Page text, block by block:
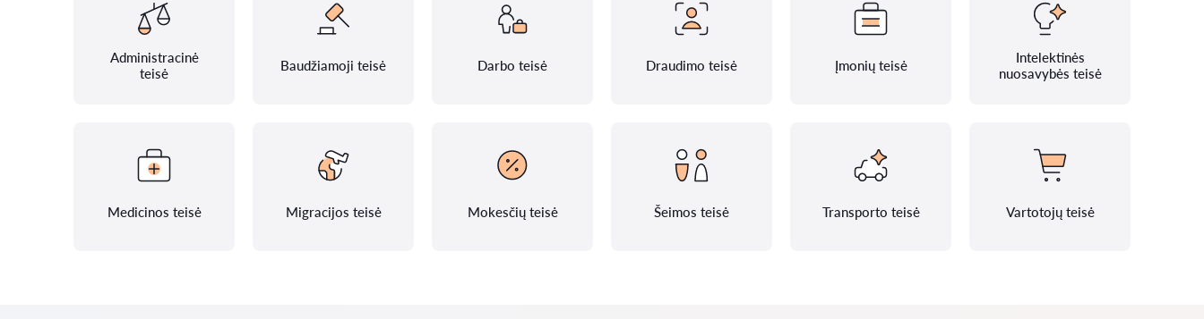
Administracinė
teisė
Baudžiamoji teisė Darbo teisė Draudimo teisė Įmonių teisė
Intelektinės
nuosavybės teisė
Medicinos teisė Migracijos teisė Mokesčių teisė Šeimos teisė Transporto teisė Vartotojų teisė